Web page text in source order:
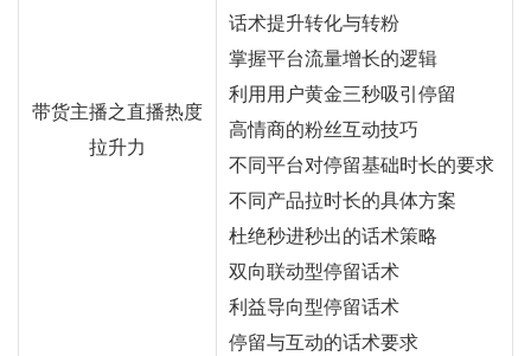
带货主播之直播热度
拉升力
话术提升转化与转粉
掌握平台流量增长的逻辑
利用用户黄金三秒吸引停留
高情商的粉丝互动技巧
不同平台对停留基础时长的要求
不同产品拉时长的具体方案
杜绝秒进秒出的话术策略
双向联动型停留话术
利益导向型停留话术
停留与互动的话术要求